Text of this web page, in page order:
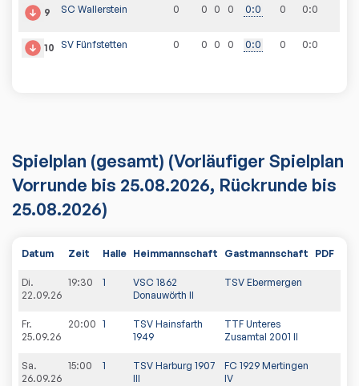
9 SC Wallerstein 0 0 0 0 0:0 0 0:0
10 SV Fünfstetten 0 0 0 0 0:0 0 0:0
Spielplan (gesamt) (Vorläufiger Spielplan
Vorrunde bis 25.08.2026, Rückrunde bis
25.08.2026)
Datum Zeit Halle Heimmannschaft Gastmannschaft PDF
Di.
22.09.26
19:30 1
VSC 1862
Donauwörth II
TSV Ebermergen
Fr.
25.09.26
20:00 1
TSV Hainsfarth
1949
TTF Unteres
Zusamtal 2001 II
Sa.
26.09.26
15:00 1
TSV Harburg 1907
III
FC 1929 Mertingen
IV